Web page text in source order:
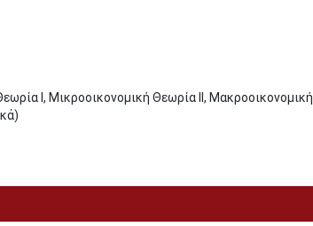
Ι, Μικροοικονομική Θεωρία ΙΙ, Μακροοικονομική